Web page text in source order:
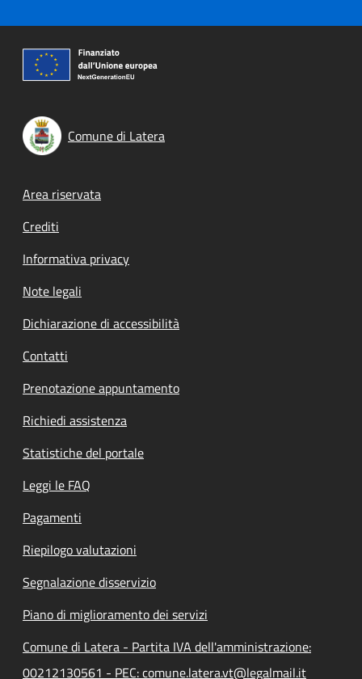
Comune di Latera
Footer menu
Area riservata
Crediti
Informativa privacy
Note legali
Dichiarazione di accessibilità
Contatti
Prenotazione appuntamento
Richiedi assistenza
Statistiche del portale
Leggi le FAQ
Pagamenti
Riepilogo valutazioni
Segnalazione disservizio
Piano di miglioramento dei servizi
Comune di Latera - Partita IVA dell'amministrazione:
00212130561 - PEC: comune.latera.vt@legalmail.it